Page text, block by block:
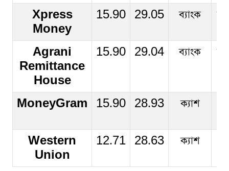
Xpress
Money
15.90 29.05 ব্যাংক
Agrani
Remittance
House
15.90 29.04 ব্যাংক
MoneyGram 15.90 28.93 ক্যাশ
Western
Union
12.71 28.63 ক্যাশ